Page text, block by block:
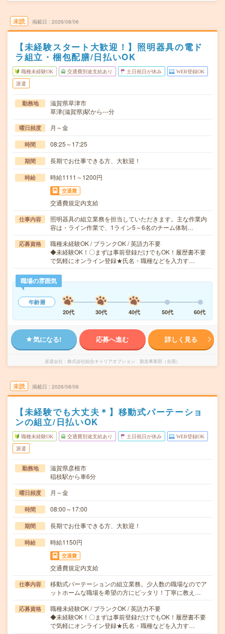
未読 掲載日 2026/08/06
【未経験スタート大歓迎！】照明器具の電ド
ラ組立・梱包配膳/日払いOK
職種未経験OK 交通費別途支給あり 土日祝日が休み WEB登録OK
派遣
勤務地
滋賀県草津市
草津(滋賀県)駅から---分
曜日頻度 月～金
時間 08:25～17:25
期間 長期でお仕事できる方、大歓迎！
時給 時給1111～1200円
交通費
交通費規定内支給
仕事内容
照明器具の組立業務を担当していただきます。主な作業内
容は・ライン作業で、1ライン5～6名のチーム体制…
応募資格
職種未経験OK / ブランクOK / 英語力不要
◆未経験OK！〇まずは事前登録だけでもOK！履歴書不要
で気軽にオンライン登録★氏名・職種などを入力す…
職場の雰囲気
年齢層
20代
30代 40代 50代 60代
気になる! 応募へ進む 詳しく見る
派遣会社 株式会社綜合キャリアオプション 製造事業部（全国）
未読 掲載日 2026/08/06
【未経験でも大丈夫＊】移動式パーテーショ
ンの組立/日払いOK
職種未経験OK 交通費別途支給あり 土日祝日が休み WEB登録OK
派遣
勤務地
滋賀県彦根市
稲枝駅から車6分
曜日頻度 月～金
時間 08:00～17:00
期間 長期でお仕事できる方、大歓迎！
時給 時給1150円
交通費
交通費規定内支給
仕事内容
移動式パーテーションの組立業務。少人数の職場なのでア
ットホームな職場を希望の方にピッタリ！丁寧に教え…
応募資格
職種未経験OK / ブランクOK / 英語力不要
◆未経験OK！〇まずは事前登録だけでもOK！履歴書不要
で気軽にオンライン登録★氏名・職種などを入力す…